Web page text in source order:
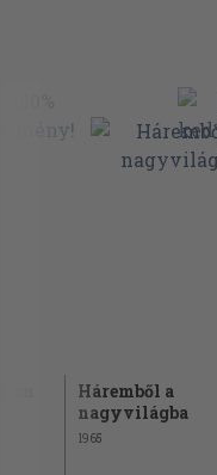
Huszonharmadik este
Huszonnegyedik este
Háremből a
nagyvilágba
1965